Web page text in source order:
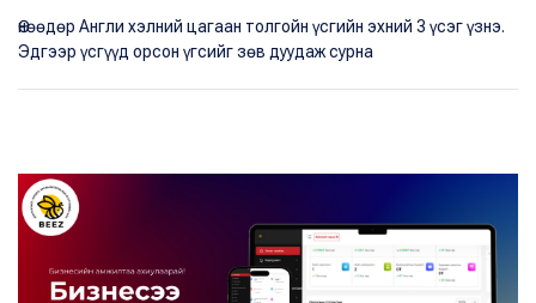
Өнөөдөр Англи хэлний цагаан толгойн үсгийн эхний 3 үсэг үзнэ.
Эдгээр үсгүүд орсон үгсийг зөв дуудаж сурна